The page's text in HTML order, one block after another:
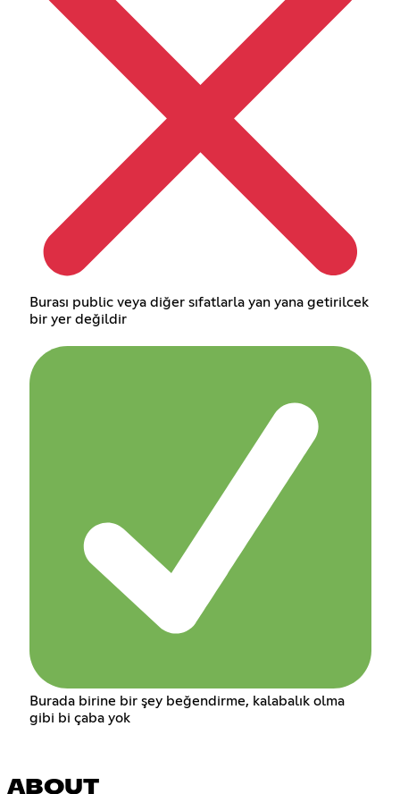
Burası public veya diğer sıfatlarla yan yana getirilcek
bir yer değildir
Burada birine bir şey beğendirme, kalabalık olma
gibi bi çaba yok
ABOUT